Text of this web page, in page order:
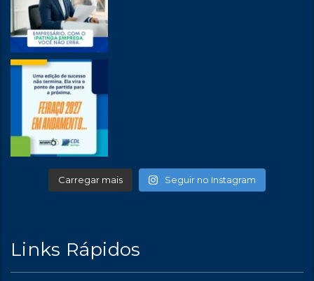
Carregar mais Seguir no Instagram
Links Rápidos